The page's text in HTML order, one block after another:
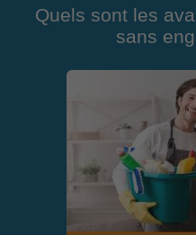
Quels sont les
sans